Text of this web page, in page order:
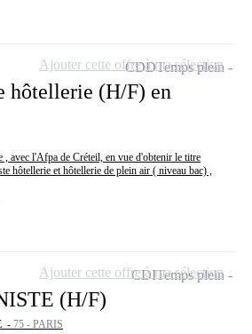
hôtellerie (H/F) en
, avec l'Afpa de Créteil, en vue d'obtenir le titre
hôtellerie et hôtellerie de plein air ( niveau bac) ,
CDDTemps plein
Ajouter cette offre à ma sélection
(H/F)
- 75 - PARIS
CDITemps plein
Ajouter cette offre à ma sélection